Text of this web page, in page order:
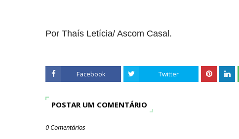
Por Thaís Letícia/ Ascom Casal.
Facebook Twitter
POSTAR UM COMENTÁRIO
0 Comentários